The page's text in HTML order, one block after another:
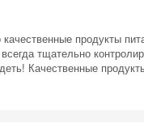
продукты
тщательно
Качественные